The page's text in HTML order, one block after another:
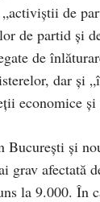
de
de partid şi
de
dar şi
economice şi
Bucureşti şi
grav afectată
la 9.000. În